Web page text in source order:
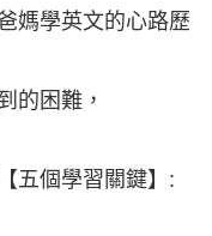
媽學英文的心路歷
的困難，
五個學習關鍵】: